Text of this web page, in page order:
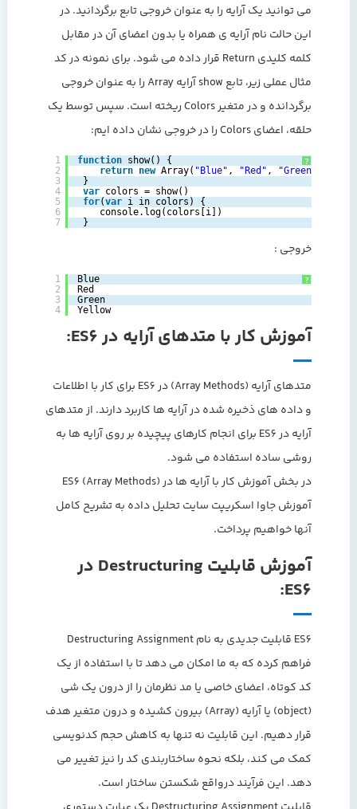
می توانید یک آرایه را به عنوان خروجی تابع برگردانید. در
این حالت نام آرایه ی همراه یا بدون اعضای آن در مقابل
کلمه کلیدی Return قرار داده می شود. برای نمونه در کد
مثال عملی زیر، تابع show آرایه Array را به عنوان خروجی
برگردانده و در متغیر Colors ریخته است. سپس توسط یک
حلقه، اعضای Colors را در خروجی نشان داده ایم:
?
1
2
3
4
5
6
7
function show() {
return new Array( "Blue" , "Red" , "Green"
}
var colors = show()
for(var i in colors) {
console.log(colors[i])
}
خروجی :
?
1
2
3
4
Blue
Red
Green
Yellow
آموزش کار با متدهای آرایه در ES6:
متدهای آرایه (Array Methods) در ES6 برای کار با اطلاعات
و داده های ذخیره شده در آرایه ها کاربرد دارند. از متدهای
آرایه در ES6 برای انجام کارهای پیچیده بر روی آرایه ها به
روشی ساده استفاده می شود.
در بخش آموزش کار با آرایه ها در (Array Methods) ES6
آموزش جاوا اسکریپت سایت تحلیل داده به تشریح کامل
آنها خواهیم پرداخت.
آموزش قابلیت Destructuring در
ES6:
ES6 قابلیت جدیدی به نام Destructuring Assignment
فراهم کرده که به ما امکان می دهد تا با استفاده از یک
کد کوتاه، اعضای خاصی یا مد نظرمان را از درون یک شی
(object) یا آرایه (Array) بیرون کشیده و درون متغیر هدف
قرار دهیم. این قابلیت نه تنها به کاهش حجم کدنویسی
کمک می کند، بلکه نحوه ساختاربندی کد را نیز تغییر می
دهد. این فرآیند درواقع شکستن ساختار است.